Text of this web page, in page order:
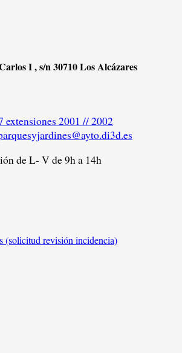
I , s/n 30710 Los Alcázares
extensiones 2001 // 2002
de L- V de 9h a 14h
(solicitud revisión incidencia)